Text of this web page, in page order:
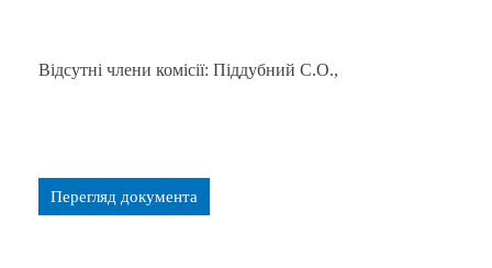
Відсутні члени комісії: Піддубний С.О.,
Перегляд документа